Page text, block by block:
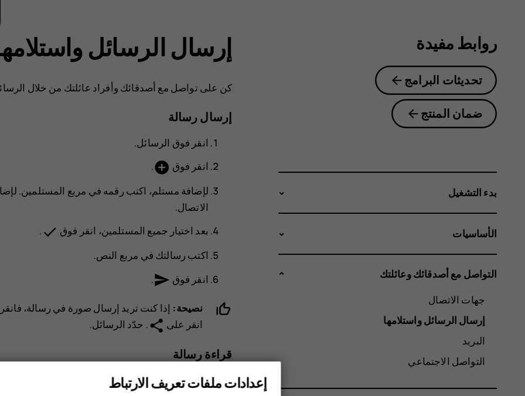
إرسال الرسائل
كن على تواصل مع أصدقائك وأفراد عائلتك من خلال
إرسال رسالة
انقر فوق الرسائل.
انقر فوق add_circle
.
لإضافة مستلم، اكتب رقمه في مربع المستلمين.
الاتصال.
بعد اختيار جميع المستلمين، انقر فوق done
.
اكتب رسالتك في مربع النص.
انقر فوق send
.
نصيحة: إذا كنت تريد إرسال صورة في رسالة،
انقر على share. حدّد الرسائل.
قراءة رسالة
انقر فوق الرسائل.
روابط مفيدة
تحديثات البرامج
ضمان المنتج
بدء التشغيل
الأساسيات
التواصل مع أصدقائك وعائلتك
جهات الاتصال
إرسال الرسائل واستلامها
البريد
التواصل الاجتماعي
إعدادات ملفات تعريف الارتباط